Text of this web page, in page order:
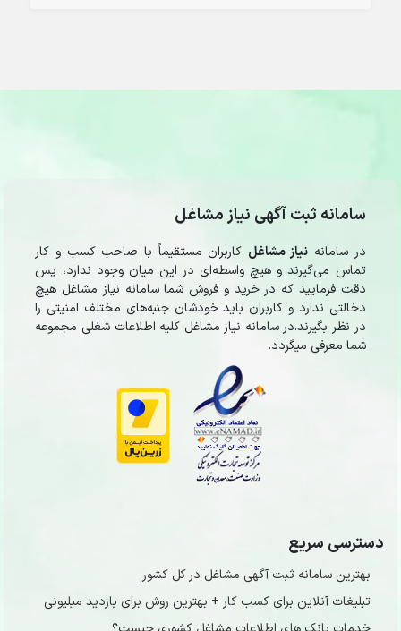
سامانه ثبت آگهی نیاز مشاغل
در سامانه نیاز مشاغل کاربران مستقیماً با صاحب کسب و کار
تماس می‌گیرند و هیچ واسطه‌ای در این میان وجود ندارد، پس
دقت فرمایید که در خرید و فروشِ شما سامانه نیاز مشاغل هیچ
دخالتی ندارد و کاربران باید خودشان جنبه‌های مختلف امنیتی را
در نظر بگیرند.در سامانه نیاز مشاغل کلیه اطلاعات شغلی مجموعه
شما معرفی میگردد.
دسترسی سریع
بهترین سامانه ثبت آگهی مشاغل در کل کشور
تبلیغات آنلاین برای کسب کار + بهترین روش برای بازدید میلیونی